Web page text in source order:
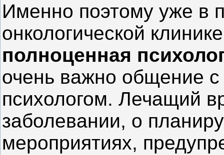
Именно поэтому уже в
онкологической
полноценная
очень важно общение
психологом. Лечащий
заболевании, о
мероприятиях,